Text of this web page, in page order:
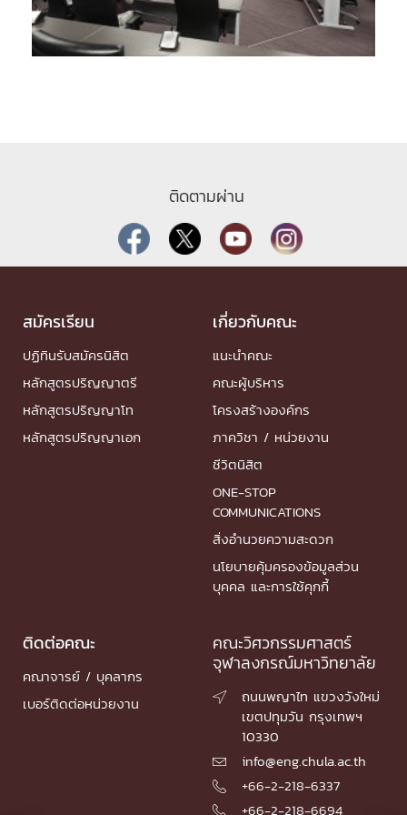
ติดตามผ่าน
สมัครเรียน
ปฏิทินรับสมัครนิสิต
หลักสูตรปริญญาตรี
หลักสูตรปริญญาโท
หลักสูตรปริญญาเอก
เกี่ยวกับคณะ
แนะนำคณะ
คณะผู้บริหาร
โครงสร้างองค์กร
ภาควิชา / หน่วยงาน
ชีวิตนิสิต
ONE-STOP
COMMUNICATIONS
สิ่งอำนวยความสะดวก
นโยบายคุ้มครองข้อมูลส่วน
บุคคล และการใช้คุกกี้
ติดต่อคณะ
คณาจารย์ / บุคลากร
เบอร์ติดต่อหน่วยงาน
คณะวิศวกรรมศาสตร์
จุฬาลงกรณ์มหาวิทยาลัย

ถนนพญาไท แขวงวังใหม่
เขตปทุมวัน กรุงเทพฯ
10330
 info@eng.chula.ac.th
 +66-2-218-6337
 +66-2-218-6694